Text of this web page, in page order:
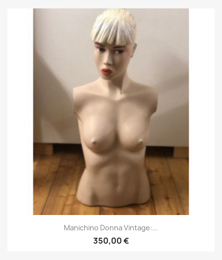
Manichino Donna Vintage:...
350,00 €